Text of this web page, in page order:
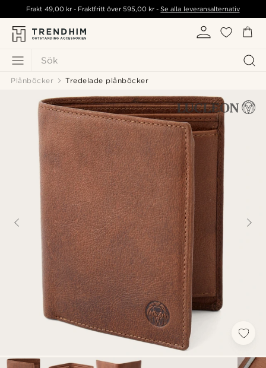
Sök
Frakt 49,00 kr- Fraktfritt över595,00 kr -Se alla leveransalternativ
Plånböcker Tredelade plånböcker